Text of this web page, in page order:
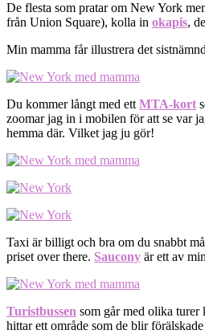
De flesta som pratar om New York
från Union Square), kolla in okapis,
Min mamma får illustrera det
Du kommer långt med ett MTA-kort
zoomar jag in i mobilen för att se var
hemma där. Vilket jag ju gör!
Taxi är billigt och bra om du snabbt
priset over there. Saucony är ett av
Turistbussen som går med olika turer
hittar ett område som de blir